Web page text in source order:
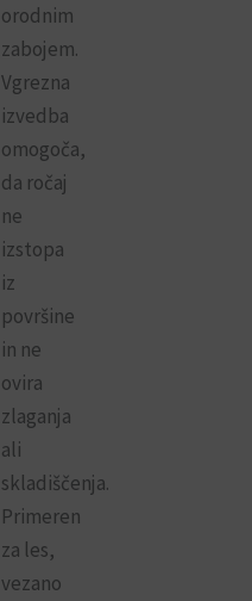
orodnim
zabojem.
Vgrezna
izvedba
omogoča,
da ročaj
ne
izstopa
iz
površine
in ne
ovira
zlaganja
ali
skladiščenja.
Primeren
za les,
vezano